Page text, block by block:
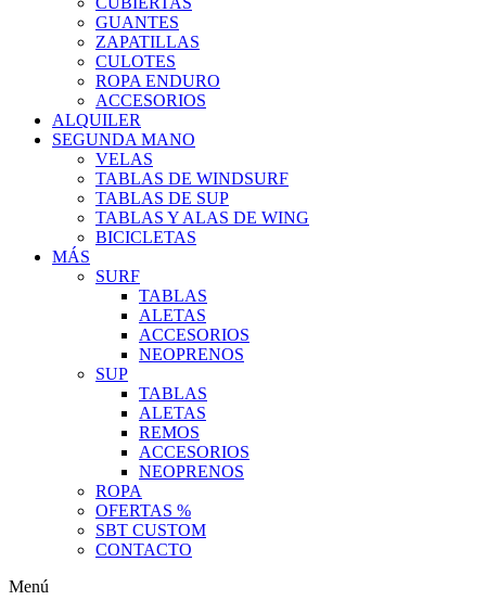
GUANTES
ZAPATILLAS
CULOTES
ROPA ENDURO
ACCESORIOS
ALQUILER
SEGUNDA MANO
VELAS
TABLAS DE WINDSURF
TABLAS DE SUP
TABLAS Y ALAS DE WING
BICICLETAS
MÁS
SURF
TABLAS
ALETAS
ACCESORIOS
NEOPRENOS
SUP
TABLAS
ALETAS
REMOS
ACCESORIOS
NEOPRENOS
ROPA
OFERTAS %
SBT CUSTOM
CONTACTO
Menú